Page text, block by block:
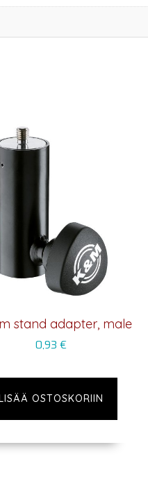
stand adapter, male
0,93 €
OSTOSKORIIN